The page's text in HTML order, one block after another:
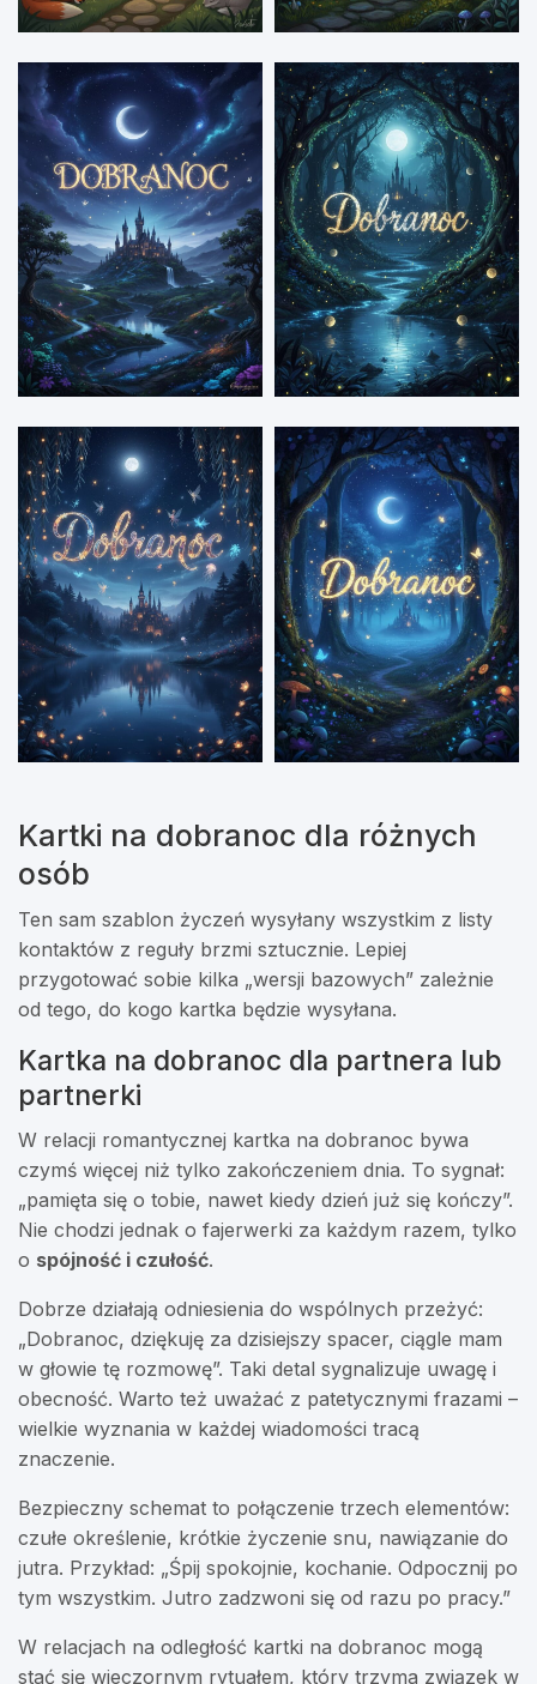
Kartki na dobranoc dla różnych
osób
Ten sam szablon życzeń wysyłany wszystkim z listy
kontaktów z reguły brzmi sztucznie. Lepiej
przygotować sobie kilka „wersji bazowych” zależnie
od tego, do kogo kartka będzie wysyłana.
Kartka na dobranoc dla partnera lub
partnerki
W relacji romantycznej kartka na dobranoc bywa
czymś więcej niż tylko zakończeniem dnia. To sygnał:
„pamięta się o tobie, nawet kiedy dzień już się kończy”.
Nie chodzi jednak o fajerwerki za każdym razem, tylko
o spójność i czułość.
Dobrze działają odniesienia do wspólnych przeżyć:
„Dobranoc, dziękuję za dzisiejszy spacer, ciągle mam
w głowie tę rozmowę”. Taki detal sygnalizuje uwagę i
obecność. Warto też uważać z patetycznymi frazami –
wielkie wyznania w każdej wiadomości tracą
znaczenie.
Bezpieczny schemat to połączenie trzech elementów:
czułe określenie, krótkie życzenie snu, nawiązanie do
jutra. Przykład: „Śpij spokojnie, kochanie. Odpocznij po
tym wszystkim. Jutro zadzwoni się od razu po pracy.”
W relacjach na odległość kartki na dobranoc mogą
stać się wieczornym rytuałem, który trzyma związek w